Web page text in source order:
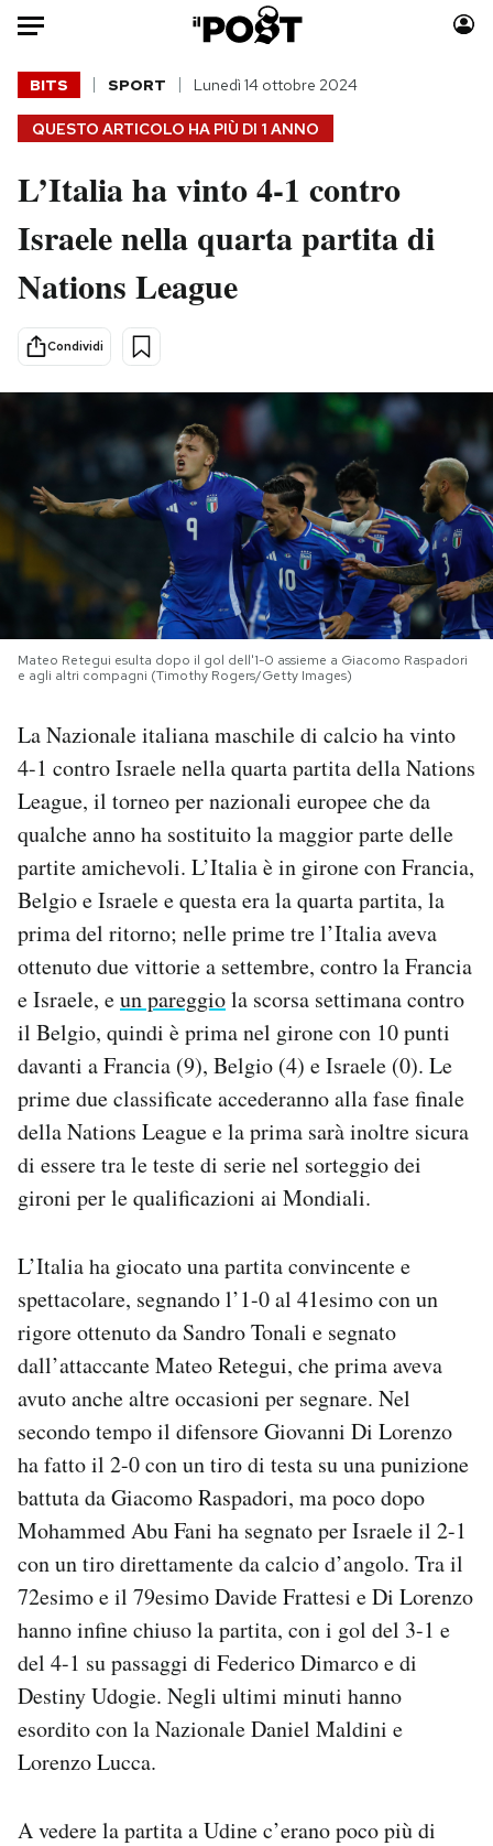
Auto
HOME
Italia
Politica
Tecnologia
Scienza
Sport
Moda
Consumismi
Altrecose
Mondiali calcio 2026
PODCAST
NEWSLETTER
I MIEI PREFERITI
CALENDARIO
AREA PERSONALE
Area Personale
Newsletter
Notifiche mobile
Regala il Post
Hai bisogno di aiuto?
Esci
QUESTO ARTICOLO HA PIÙ DI 1 ANNO
BITS SPORT Lunedì 14 ottobre 2024
L’Italia ha vinto 4-1 contro
Israele nella quarta partita di
Nations League
Condividi
Mateo Retegui esulta dopo il gol dell'1-0 assieme a Giacomo Raspadori
e agli altri compagni (Timothy Rogers/Getty Images)
La Nazionale italiana maschile di calcio ha vinto
4-1 contro Israele nella quarta partita della Nations
League, il torneo per nazionali europee che da
qualche anno ha sostituito la maggior parte delle
partite amichevoli. L’Italia è in girone con Francia,
Belgio e Israele e questa era la quarta partita, la
prima del ritorno; nelle prime tre l’Italia aveva
ottenuto due vittorie a settembre, contro la Francia
e Israele, eun pareggiola scorsa settimana contro
il Belgio, quindi è prima nel girone con 10 punti
davanti a Francia (9), Belgio (4) e Israele (0). Le
prime due classificate accederanno alla fase finale
della Nations League e la prima sarà inoltre sicura
di essere tra le teste di serie nel sorteggio dei
gironi per le qualificazioni ai Mondiali.
L’Italia ha giocato una partita convincente e
spettacolare, segnando l’1-0 al 41esimo con un
rigore ottenuto da Sandro Tonali e segnato
dall’attaccante Mateo Retegui, che prima aveva
avuto anche altre occasioni per segnare. Nel
secondo tempo il difensore Giovanni Di Lorenzo
ha fatto il 2-0 con un tiro di testa su una punizione
battuta da Giacomo Raspadori, ma poco dopo
Mohammed Abu Fani ha segnato per Israele il 2-1
con un tiro direttamente da calcio d’angolo. Tra il
72esimo e il 79esimo Davide Frattesi e Di Lorenzo
hanno infine chiuso la partita, con i gol del 3-1 e
del 4-1 su passaggi di Federico Dimarco e di
Destiny Udogie. Negli ultimi minuti hanno
esordito con la Nazionale Daniel Maldini e
Lorenzo Lucca.
A vedere la partita a Udine c’erano poco più di